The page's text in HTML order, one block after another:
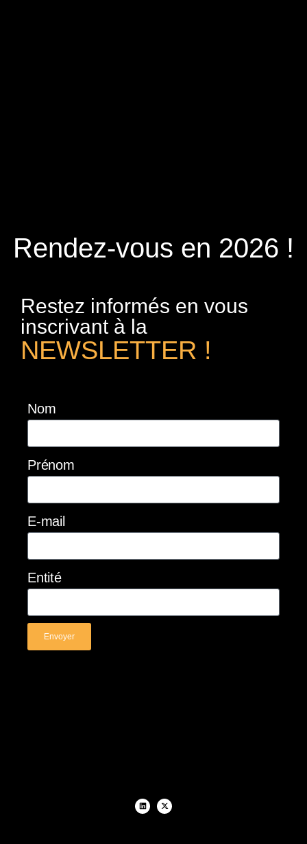
Rendez-vous en 2026 !
Restez informés en vous
inscrivant à la
NEWSLETTER !
Nom
Prénom
E-mail
Entité
Envoyer